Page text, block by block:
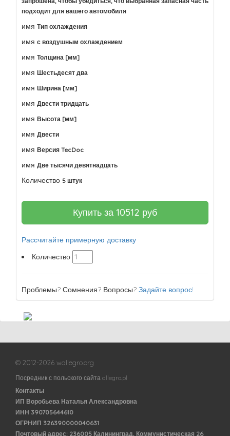
подходит для вашего автомобиля
имя Тип охлаждения
имя с воздушным охлаждением
имя Толщина [мм]
имя Шестьдесят два
имя Ширина [мм]
имя Двести тридцать
имя Высота [мм]
имя Двести
имя Версия TecDoc
имя Две тысячи девятнадцать
Количество 5 штук
Купить за 10512 руб
Рассчитайте примерную доставку
Количество
Проблемы? Сомнения? Вопросы? Задайте вопрос!
© 2012-2026 wallegro.org
Посредник с польского сайта allegro.pl
Контакты
ИП Воробьева Наталья Александровна
ИНН 390705644610
ОГРНИП 326390000040631
Почтовый адрес: 236005 Калининград, Коммунистическая 26